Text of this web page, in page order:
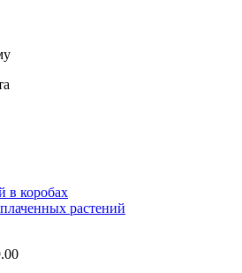
в коробах
растений